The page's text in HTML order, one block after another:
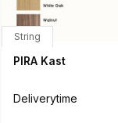
String
PIRA Kast
Deliverytime